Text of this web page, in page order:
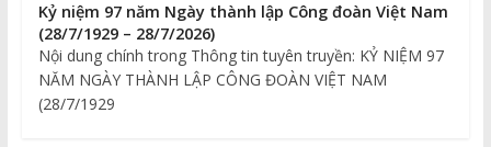
Kỷ niệm 97 năm Ngày thành lập Công đoàn Việt Nam
(28/7/1929 – 28/7/2026)
Nội dung chính trong Thông tin tuyên truyền: KỶ NIỆM 97
NĂM NGÀY THÀNH LẬP CÔNG ĐOÀN VIỆT NAM
(28/7/1929